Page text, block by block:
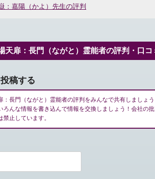
：嘉陽（かよ）先生の評判
天扉：長門（ながと）霊能者の評判・口コ
稿する
：長門（ながと）霊能者の評判をみんなで共有しましょう
ろんな情報を書き込んで情報を交換しましょう！会社の
止しています。